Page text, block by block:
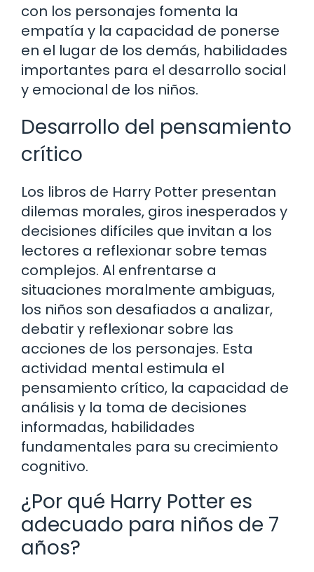
con los personajes fomenta la
empatía y la capacidad de ponerse
en el lugar de los demás, habilidades
importantes para el desarrollo social
y emocional de los niños.
Desarrollo del pensamiento
crítico
Los libros de Harry Potter presentan
dilemas morales, giros inesperados y
decisiones difíciles que invitan a los
lectores a reflexionar sobre temas
complejos. Al enfrentarse a
situaciones moralmente ambiguas,
los niños son desafiados a analizar,
debatir y reflexionar sobre las
acciones de los personajes. Esta
actividad mental estimula el
pensamiento crítico, la capacidad de
análisis y la toma de decisiones
informadas, habilidades
fundamentales para su crecimiento
cognitivo.
¿Por qué Harry Potter es
adecuado para niños de 7
años?